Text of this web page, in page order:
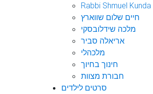
Rabbi Shmuel Kunda
חיים שלום שווארץ
מלכה שידלובסקי
אריאלה סביר
מלכהלי
חינוך בחיוך
חבורת מצוות
סרטים לילדים